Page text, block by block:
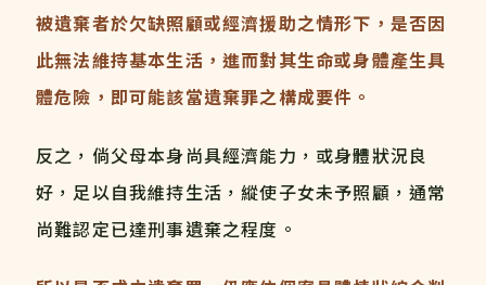
被遺棄者於欠缺照顧或經濟援助之情形下，是否因
此無法維持基本生活，進而對其生命或身體產生具
體危險，即可能該當遺棄罪之構成要件。
反之，倘父母本身尚具經濟能力，或身體狀況良
好，足以自我維持生活，縱使子女未予照顧，通常
尚難認定已達刑事遺棄之程度。